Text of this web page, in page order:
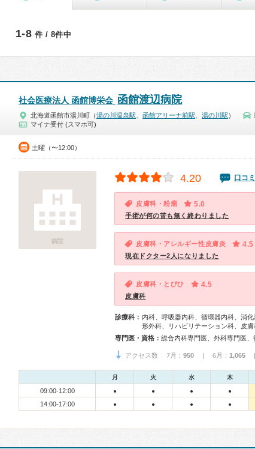
1-8 件 / 8件中
社会医療法人 函館博栄会 函館渡辺病院
北海道函館市湯川町（湯の川温泉駅 函館アリーナ前駅 湯の川駅 ）
マイナ受付 (スマホ可)
土曜（〜12:00）
病院
4.20 口コ
皮膚科・粉瘤 5.0
手術が何の苦も無く終わりました
皮膚科・アレルギー性皮膚炎 4.5
現在ドクター2人になりました
皮膚科・とびひ 4.5
皮膚科
診療科： 内科、呼吸器内科、循環器内科、消
形外科、リハビリテーション科、皮
専門医・資格：
アクセス数 7月： 950 | 6月： 1,065 |
月 火 水 木
09:00-12:00 ● ● ● ●
14:00-17:00 ● ● ● ●